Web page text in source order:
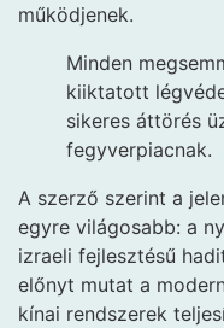
működjenek.
Minden
kiiktatott
sikeres áttörés
fegyverpiacnak.
A szerző szerint a
egyre világosabb: a
izraeli fejlesztésű
előnyt mutat a
kínai rendszerek